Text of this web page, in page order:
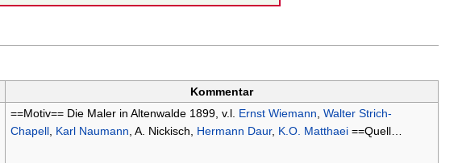
Kommentar
==Motiv== Die Maler in Altenwalde 1899, v.l. Ernst Wiemann Walter Strich-
Chapell, Karl Naumann , A. Nickisch, Hermann Daur, K.O. Matthaei==Quell…